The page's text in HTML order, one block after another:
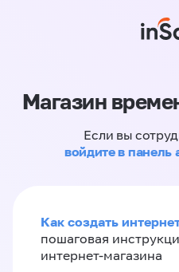
Магазин
Если вы
войдите в панель
Как создать
пошаговая
интернет-магазина